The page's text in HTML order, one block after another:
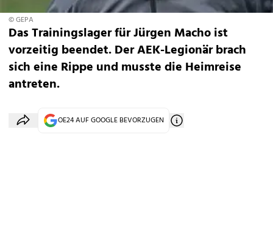
© GEPA
Das Trainingslager für Jürgen Macho ist
vorzeitig beendet. Der AEK-Legionär brach
sich eine Rippe und musste die Heimreise
antreten.
OE24 AUF GOOGLE BEVORZUGEN